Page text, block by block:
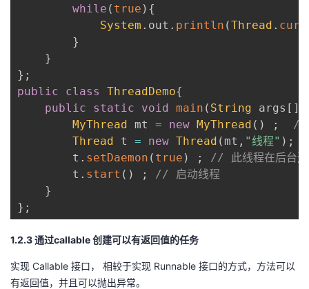
while ( true ) {
System . out . println (Thread .
}
}
} ;
public
class ThreadDemo{
public
static void main ( String args [ ]
MyThread mt = new MyThread ( ) ;
//
Thread t = new Thread ( mt , "线程" ) ;
        t
. setDaemon ( true ) ;
// 此线程在后台
        t
. start ( ) ;
// 启动线程
}
} ;
1.2.3 通过callable 创建可以有返回值的任务
实现 Callable 接口， 相较于实现 Runnable 接口的方式，方法可以
有返回值，并且可以抛出异常。